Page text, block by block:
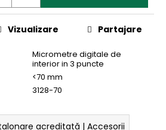
Micrometre digitale de
interior in 3 puncte
<70 mm
3128-70
Vizualizare Partajare
acreditată | Accesorii